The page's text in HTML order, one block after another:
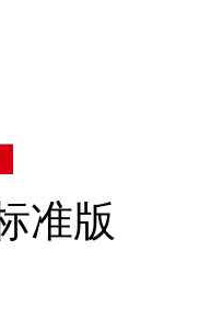
准版